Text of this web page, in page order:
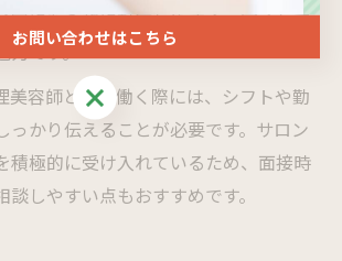
定にも柔軟に対応しやすく、安心して
力です。
美容師として働く際には、シフトや勤
っかり伝えることが必要です。サロン
積極的に受け入れているため、面接時
談しやすい点もおすすめです。
お問い合わせはこちら
お問い合わせはこちら